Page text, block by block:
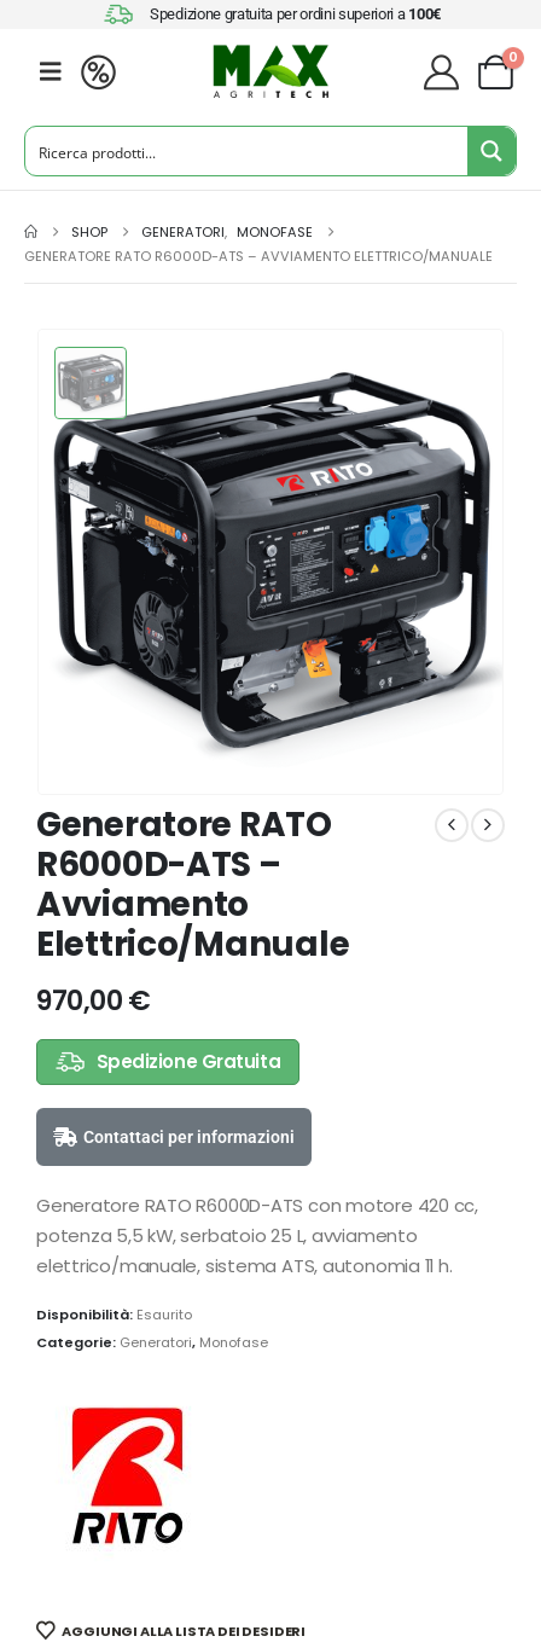
Spedizione gratuita per ordini superiori a 100€
0
SHOP GENERATORI, MONOFASE
GENERATORE RATO R6000D-ATS – AVVIAMENTO ELETTRICO/MANUALE
Generatore RATO
R6000D-ATS –
Avviamento
Elettrico/Manuale
970,00€
Spedizione Gratuita
Contattaci per informazioni
Generatore RATO R6000D-ATS con motore 420 cc,
potenza 5,5 kW, serbatoio 25 L, avviamento
elettrico/manuale, sistema ATS, autonomia 11 h.
Disponibilità: Esaurito
Categorie: Generatori, Monofase
AGGIUNGI ALLA LISTA DEI DESIDERI